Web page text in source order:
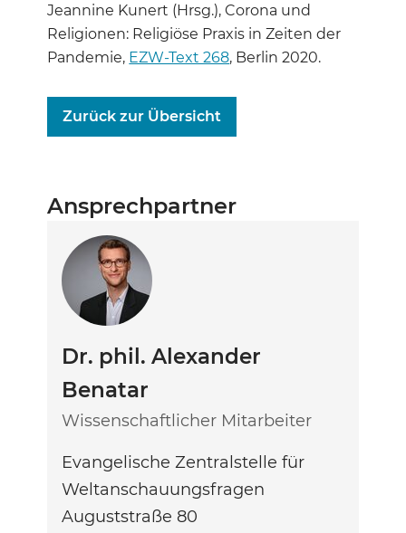
Jeannine Kunert (Hrsg.), Corona und
Religionen: Religiöse Praxis in Zeiten der
Pandemie, EZW-Text 268, Berlin 2020.
Zurück zur Übersicht
Ansprechpartner
Dr. phil. Alexander
Benatar
Wissenschaftlicher Mitarbeiter
Evangelische Zentralstelle für
Weltanschauungsfragen
Auguststraße 80